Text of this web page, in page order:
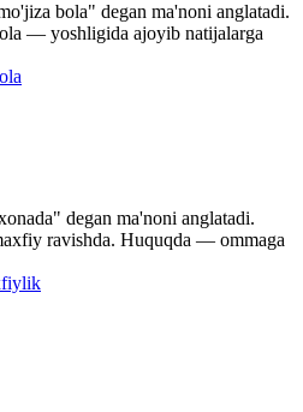
bola" degan ma'noni anglatadi.
— yoshligida ajoyib natijalarga
degan ma'noni anglatadi.
ravishda. Huquqda — ommaga